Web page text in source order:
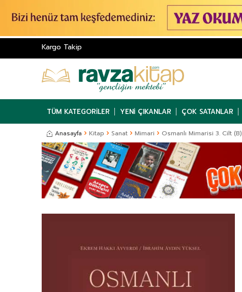
Kargo Takip
TÜM KATEGORILER YENI ÇIKANLAR ÇOK SATANLAR
Anasayfa Kitap Sanat Mimari Osmanlı Mimarisi 3. Cilt (B)